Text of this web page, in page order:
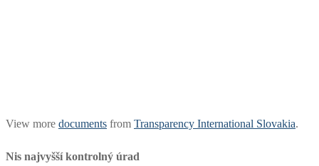
View more documents from Transparency International Slovakia.
Nis najvyšší kontrolný úrad